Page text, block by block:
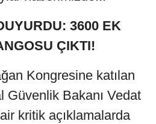
3600 EK
ÇIKTI!
Kongresine katılan
Güvenlik Bakanı Vedat
kritik açıklamalarda